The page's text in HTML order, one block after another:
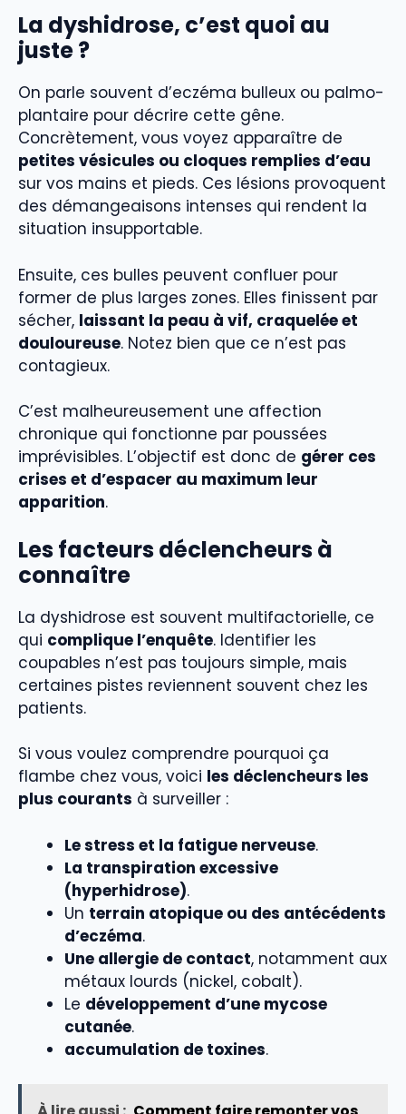
La dyshidrose, c’est quoi au
juste ?
On parle souvent d’eczéma bulleux ou palmo-
plantaire pour décrire cette gêne.
Concrètement, vous voyez apparaître de
petites vésicules ou cloques remplies d’eau
sur vos mains et pieds. Ces lésions provoquent
des démangeaisons intenses qui rendent la
situation insupportable.
Ensuite, ces bulles peuvent confluer pour
former de plus larges zones. Elles finissent par
sécher, laissant la peau à vif, craquelée et
douloureuse. Notez bien que ce n’est pas
contagieux.
C’est malheureusement une affection
chronique qui fonctionne par poussées
imprévisibles. L’objectif est donc de gérer ces
crises et d’espacer au maximum leur
apparition.
Les facteurs déclencheurs à
connaître
La dyshidrose est souvent multifactorielle, ce
qui complique l’enquête. Identifier les
coupables n’est pas toujours simple, mais
certaines pistes reviennent souvent chez les
patients.
Si vous voulez comprendre pourquoi ça
flambe chez vous, voici les déclencheurs les
plus courants à surveiller :
Le stress et la fatigue nerveuse.
La transpiration excessive
(hyperhidrose).
Un terrain atopique ou des antécédents
d’eczéma.
Une allergie de contact, notamment aux
métaux lourds (nickel, cobalt).
Le développement d’une mycose
cutanée.
accumulation de toxines.